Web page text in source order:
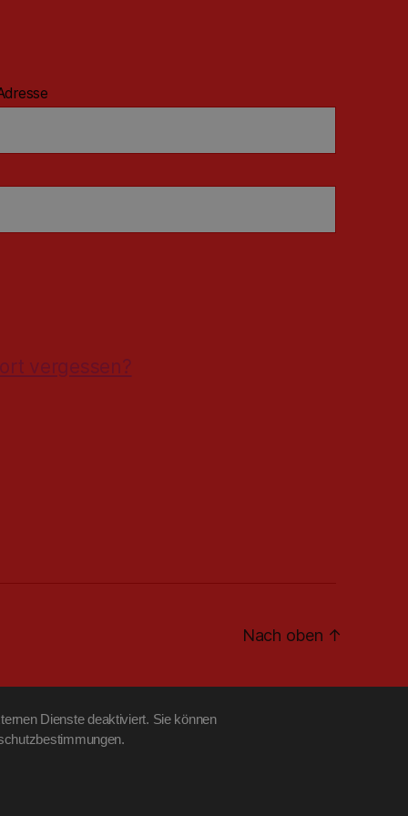
vergessen?
Nach oben ↑
Dienste deaktiviert. Sie können